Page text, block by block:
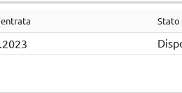
Stato